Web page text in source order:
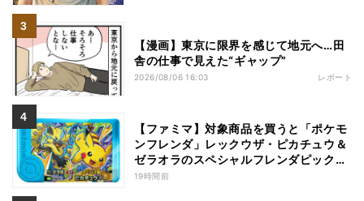
【漫画】東京に限界を感じて地元へ…田
舎の仕事で見えた“ギャップ”
2026/08/06 16:03 レポート
【ファミマ】対象商品を買うと「ポケモ
ンフレンダ」レックウザ・ピカチュウ＆
ゼラオラのスペシャルフレンダピックが
もらえるキャンペーン
19時間前